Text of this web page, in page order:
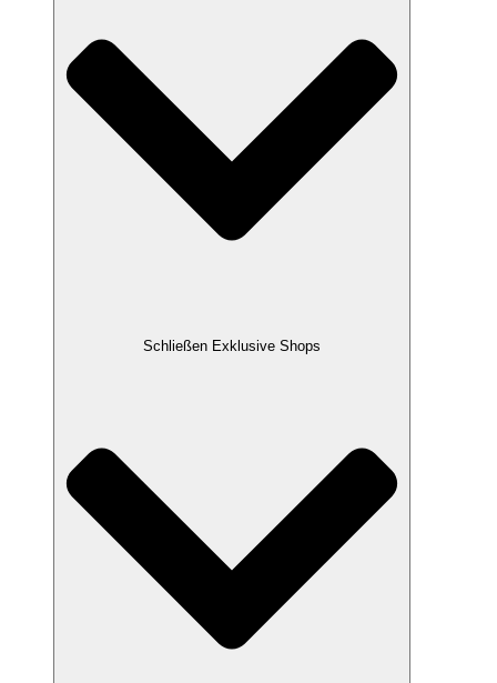
Schließen Exklusive Shops